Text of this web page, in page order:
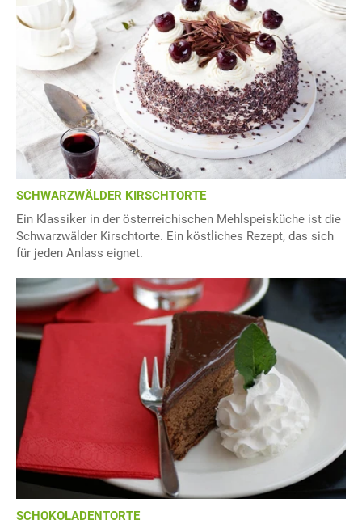
SCHWARZWÄLDER KIRSCHTORTE
Ein Klassiker in der österreichischen Mehlspeisküche ist die
Schwarzwälder Kirschtorte. Ein köstliches Rezept, das sich
für jeden Anlass eignet.
SCHOKOLADENTORTE